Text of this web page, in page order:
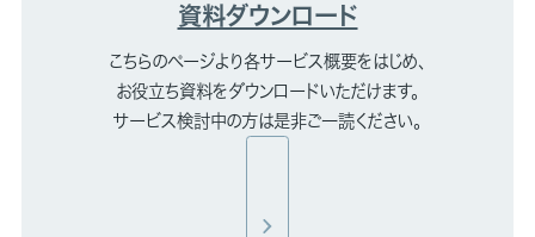
資料ダウンロード
こちらのページより各サービス概要をはじめ、
お役立ち資料をダウンロードいただけます。
サービス検討中の方は是非ご一読ください。